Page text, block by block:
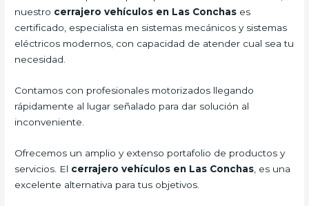
nuestro cerrajero vehículos en Las Conchas es
certificado, especialista en sistemas mecánicos y sistemas
eléctricos modernos, con capacidad de atender cual sea tu
necesidad.
Contamos con profesionales motorizados llegando
rápidamente al lugar señalado para dar solución al
inconveniente.
Ofrecemos un amplio y extenso portafolio de productos y
servicios. El cerrajero vehículos en Las Conchas , es una
excelente alternativa para tus objetivos.